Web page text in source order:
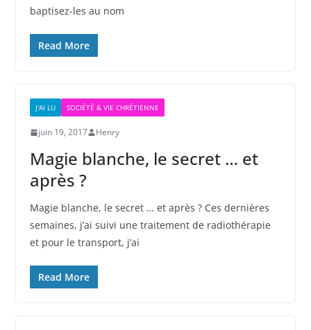
baptisez-les au nom
Read More
J'AI LU SOCIÉTÉ & VIE CHRÉTIENNE
juin 19, 2017 Henry
Magie blanche, le secret … et
après ?
Magie blanche, le secret … et après ? Ces dernières
semaines, j’ai suivi une traitement de radiothérapie
et pour le transport, j’ai
Read More